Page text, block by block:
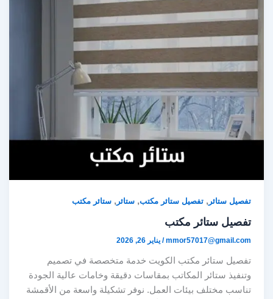
تفصيل ستائر,تفصيل ستائر مكتب,ستائر,ستائر مكتب
تفصيل ستائر مكتب
mmor57017@gmail.com
/يناير 26, 2026
تفصيل ستائر مكتب الكويت خدمة متخصصة في تصميم
وتنفيذ ستائر المكاتب بمقاسات دقيقة وخامات عالية الجودة
تناسب مختلف بيئات العمل. نوفر تشكيلة واسعة من الأقمشة